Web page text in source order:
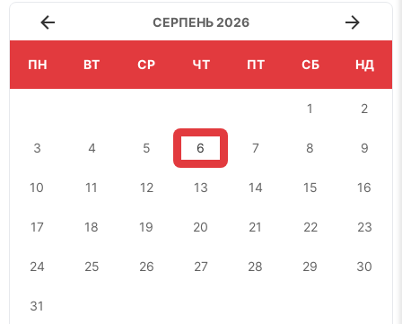
СЕРПЕНЬ 2026
ПН ВТ СР ЧТ ПТ СБ НД
1 2
3 4 5 6 7 8 9
10 11 12 13 14 15 16
17 18 19 20 21 22 23
24 25 26 27 28 29 30
31